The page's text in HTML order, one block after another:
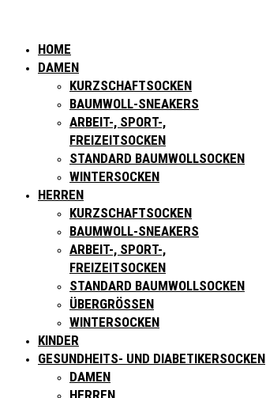
HOME
DAMEN
KURZSCHAFTSOCKEN
BAUMWOLL-SNEAKERS
ARBEIT-, SPORT-,
FREIZEITSOCKEN
STANDARD BAUMWOLLSOCKEN
WINTERSOCKEN
HERREN
KURZSCHAFTSOCKEN
BAUMWOLL-SNEAKERS
ARBEIT-, SPORT-,
FREIZEITSOCKEN
STANDARD BAUMWOLLSOCKEN
ÜBERGRÖSSEN
WINTERSOCKEN
KINDER
GESUNDHEITS- UND DIABETIKERSOCKEN
DAMEN
HERREN